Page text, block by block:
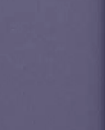
erinomaiset
johon
Ominaisuudet,
ja HDR10+-
laatua ja takaavat